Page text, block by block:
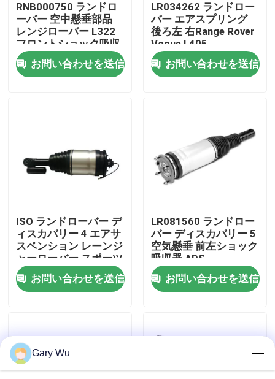
家へ
製品
工場 ツアー
品質管理
連絡 ください
ニュース
事件
車用空気懸垂システム
RNB000750 ランドロ
ーバー 空中懸垂部品
レンジローバー L322
フロントショック吸収
器
お問い合わせを送信
LR034262 ランドロー
バー エアスプリング
後ろ左 右Range Rover
Vogue L405
お問い合わせを送信
ISO ランドローバー デ
ィスカバリー 4 エアサ
スペンション レーンジ
ャーローバー スポーツ
エアサスペンション
LR015018
お問い合わせを送信
LR081560 ランドロー
バー ディスカバリー 5
空気懸垂 前左ショック
吸収器 ADS
お問い合わせを送信
Gary Wu